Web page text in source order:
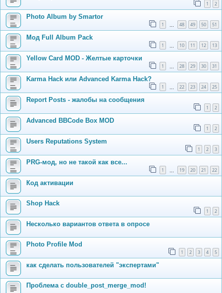
1 2
Photo Album by Smartor
1 48 49 50 51
Мод Full Album Pack
1 10 11 12 13
Yellow Card MOD - Желтые карточки
1 28 29 30 31
Karma Hack или Advanced Karma Hack?
1 22 23 24 25
Report Posts - жалобы на сообщения
1 2
Advanced BBCode Box MOD
1 2
Users Reputations System
1 2 3
PRG-мод, но не такой как все...
1 19 20 21 22
Код активации
Shop Hack
1 2
Несколько вариантов ответа в опросе
Photo Profile Mod
1 2 3 4 5
как сделать пользователей "экспертами"
Проблема с double_post_merge_mod!